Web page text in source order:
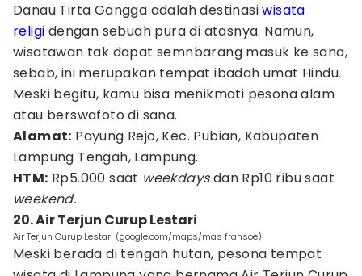
Danau Tirta Gangga adalah destinasiwisata
religi dengan sebuah pura di atasnya. Namun,
wisatawan tak dapat semnbarang masuk ke sana,
sebab, ini merupakan tempat ibadah umat Hindu.
Meski begitu, kamu bisa menikmati pesona alam
atau berswafoto di sana.
Alamat: Payung Rejo, Kec. Pubian, Kabupaten
Lampung Tengah, Lampung.
HTM: Rp5.000 saat weekdaysdan Rp10 ribu saat
weekend.
20. Air Terjun Curup Lestari
Air Terjun Curup Lestari (google.com/maps/mas fransoe)
Meski berada di tengah hutan, pesona tempat